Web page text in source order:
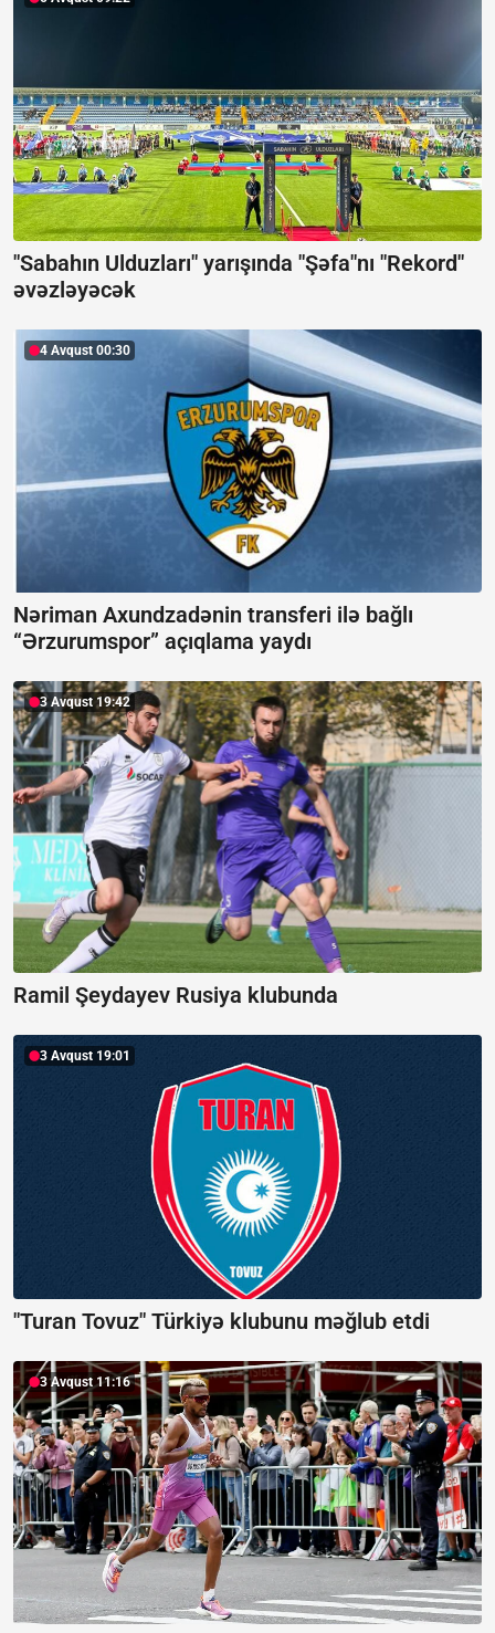
"Sabahın Ulduzları" yarışında "Şəfa"nı "Rekord"
əvəzləyəcək
4 Avqust 00:30
Nəriman Axundzadənin transferi ilə bağlı
“Ərzurumspor” açıqlama yaydı
3 Avqust 19:42
Ramil Şeydayev Rusiya klubunda
3 Avqust 19:01
"Turan Tovuz" Türkiyə klubunu məğlub etdi
3 Avqust 11:16